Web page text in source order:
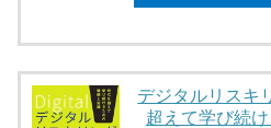
デジタルリスキ
超えて学び続